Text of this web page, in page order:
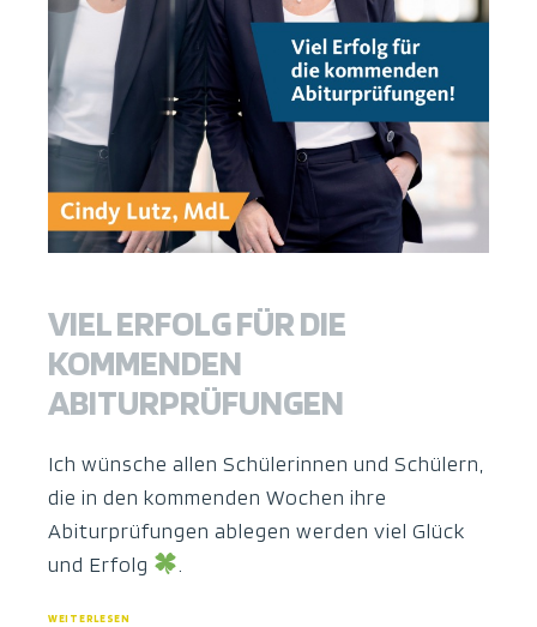
VIEL ERFOLG FÜR DIE
KOMMENDEN
ABITURPRÜFUNGEN
Ich wünsche allen Schülerinnen und Schülern,
die in den kommenden Wochen ihre
Abiturprüfungen ablegen werden viel Glück
und Erfolg
WEITERLESEN